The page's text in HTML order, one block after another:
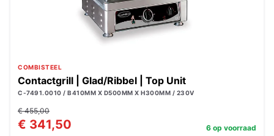
COMBISTEEL
Contactgrill | Glad/Ribbel | Top Unit
C-7491.0010 / B410MM X D500MM X H300MM / 230V
€ 455,00
€ 341,50 6 op voorraad